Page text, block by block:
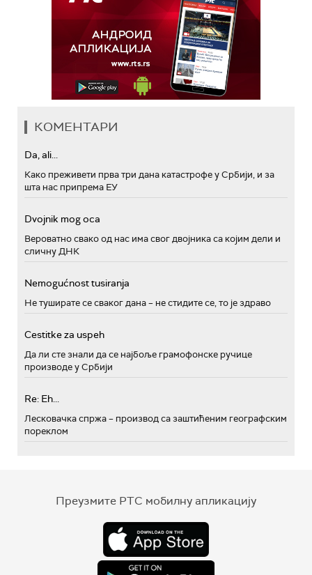
КОМЕНТАРИ
Da, ali...
Како преживети прва три дана катастрофе у Србији, и за
шта нас припрема ЕУ
Dvojnik mog oca
Вероватно свако од нас има свог двојника са којим дели и
сличну ДНК
Nemogućnost tusiranja
Не туширате се сваког дана – не стидите се, то је здраво
Cestitke za uspeh
Да ли сте знали да се најбоље грамофонске ручице
производе у Србији
Re: Eh...
Лесковачка спржа – производ са заштићеним географским
пореклом
Преузмите РТС мобилну апликацију